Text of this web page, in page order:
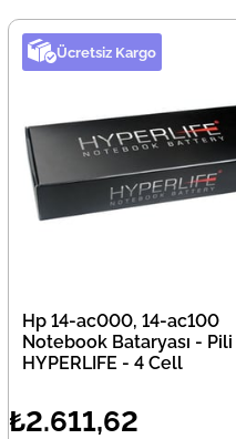
Ücretsiz Kargo
Hp 14-ac000, 14-ac100
Notebook Bataryası -
HYPERLIFE - 4 Cell
₺2.611,62